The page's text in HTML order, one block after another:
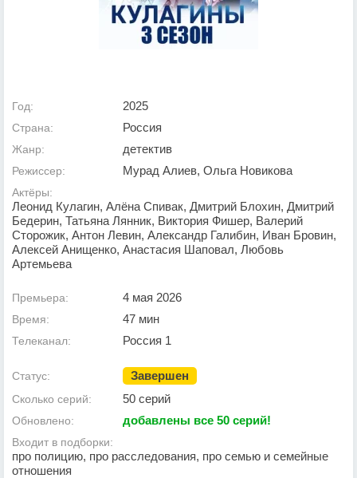
Год: 2025
Страна: Россия
Жанр: детектив
Режиссер: Мурад Алиев, Ольга Новикова
Актёры:
Леонид Кулагин, Алёна Спивак, Дмитрий Блохин, Дмитрий
Бедерин, Татьяна Лянник, Виктория Фишер, Валерий
Сторожик, Антон Левин, Александр Галибин, Иван Бровин,
Алексей Анищенко, Анастасия Шаповал, Любовь
Артемьева
Премьера: 4 мая 2026
Время: 47 мин
Телеканал: Россия 1
Статус: Завершен
Сколько серий: 50 серий
Обновлено: добавлены все 50 серий!
Входит в подборки:
про полицию, про расследования, про семью и семейные
отношения